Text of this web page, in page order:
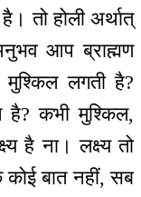
तो होली अर्थात्
आप ब्राह्मण
लगती है?
है? कभी मुश्किल,
है ना। लक्ष्य तो
कोई बात नहीं, सब